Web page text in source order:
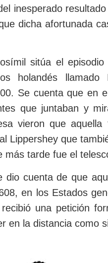
inesperado
dicha afortunada
sitúa el
holandés llamado
Se cuenta que en
que juntaban y
vieron que
Lippershey que
más tarde fue el
dio cuenta de que
en los Estados
una petición
en la distancia como